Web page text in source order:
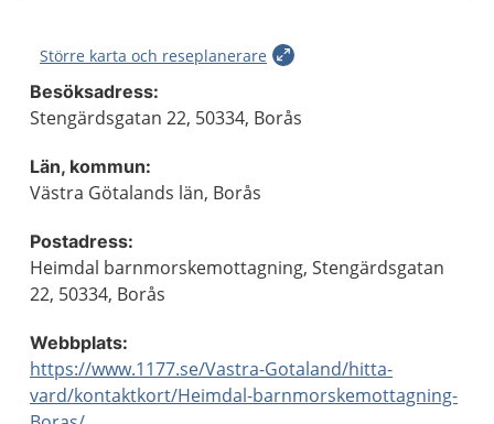
Större karta och reseplanerare
Besöksadress:
Stengärdsgatan 22, 50334, Borås
Län, kommun:
Västra Götalands län, Borås
Postadress:
Heimdal barnmorskemottagning, Stengärdsgatan
22, 50334, Borås
Webbplats:
https://www.1177.se/Vastra-Gotaland/hitta-
vard/kontaktkort/Heimdal-barnmorskemottagning-